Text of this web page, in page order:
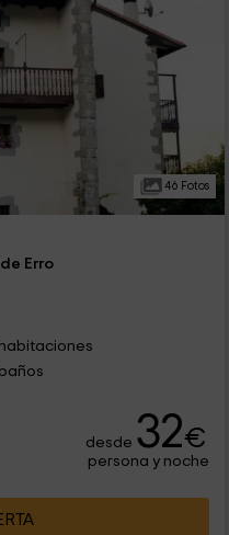
46 Fotos
Erro
desde 32€
persona y noche